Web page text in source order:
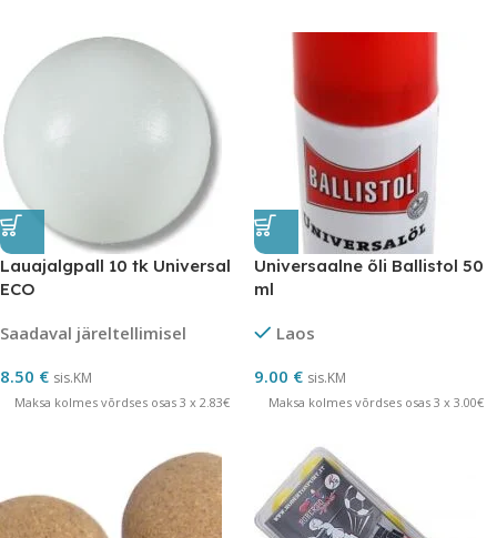
Lauajalgpall 10 tk Universal
ECO
Saadaval järeltellimisel
8.50 € sis.KM
Maksa kolmes võrdses osas 3 x 2.83€
Universaalne õli Ballistol 50
ml
Laos
9.00 € sis.KM
Maksa kolmes võrdses osas 3 x 3.00€